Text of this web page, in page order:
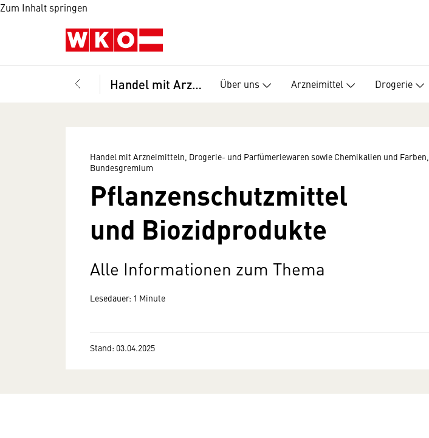
Zum Inhalt springen
Handel mit Arzneimitteln, Drogerie- und Parfümeriewaren sowie Chemikalien und Farben, Bundesgremium Über uns Arzneimittel Drogerie
Handel mit Arzneimitteln, Drogerie- und Parfümeriewaren sowie Chemikalien und Farben,
Bundesgremium
Pflanzenschutzmittel
und Biozidprodukte
Alle Informationen zum Thema
Lesedauer: 1 Minute
Stand: 03.04.2025